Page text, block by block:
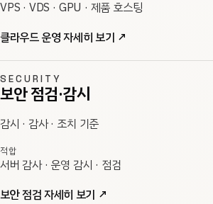
VPS · VDS · GPU · 제품 호스팅
클라우드 운영 자세히 보기 ↗
SECURITY
보안 점검·감시
감시 · 감사 · 조치 기준
적합
서버 감사 · 운영 감시 · 점검
보안 점검 자세히 보기 ↗